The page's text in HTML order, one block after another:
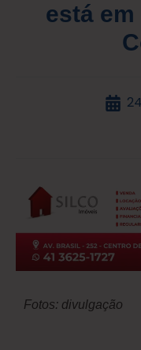
está
Fotos: divulgação